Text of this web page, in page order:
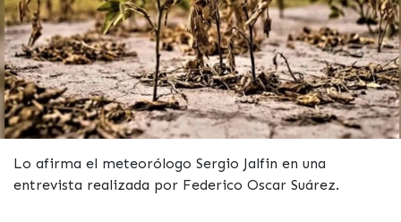
Lo afirma el meteorólogo Sergio Jalfin en una
entrevista realizada por Federico Oscar Suárez.